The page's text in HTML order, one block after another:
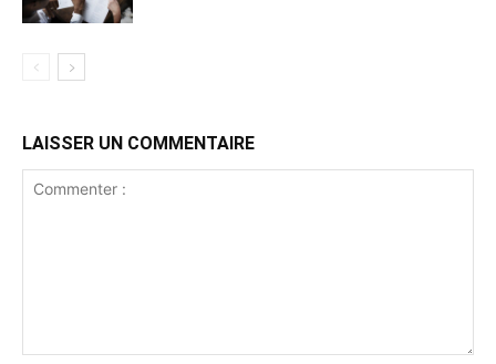
LAISSER UN COMMENTAIRE